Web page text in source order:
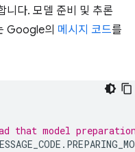
니다. 모델 준비 및 추론
Google의 메시지 코드를
that model
.